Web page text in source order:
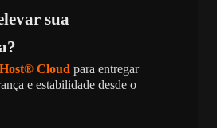
sua
Cloud para entregar
e estabilidade desde o